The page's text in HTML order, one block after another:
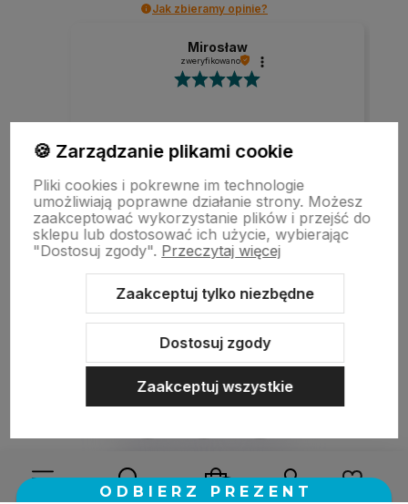
Jak zbieramy opinie?
Mirosław
zweryfikowano
Szybka realizacja zamówienia.
w tym miesiącu
zebranych i zweryfikowanych przez
Sklep internetowy Shoper.pl Szablon Shoper Modern 3.0™
GrowCommerce
🍪 Zarządzanie plikami cookie
Pliki cookies i pokrewne im technologie
umożliwiają poprawne działanie strony. Możesz
zaakceptować wykorzystanie plików i przejść do
sklepu lub dostosować ich użycie, wybierając
"Dostosuj zgody". Przeczytaj więcej
Zaakceptuj tylko niezbędne
Dostosuj zgody
Zaakceptuj wszystkie